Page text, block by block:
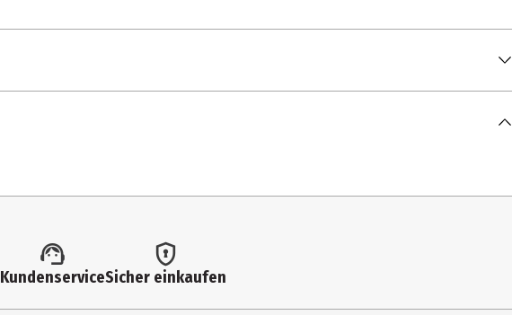
KundenserviceSicher einkaufen